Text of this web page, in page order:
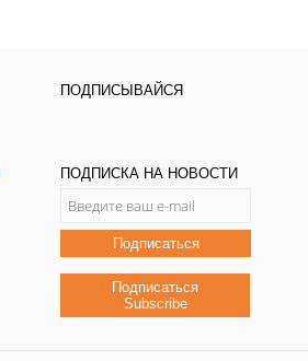
ПОДПИСЫВАЙСЯ
ПОДПИСКА НА НОВОСТИ
Подписаться
Подписаться
Subscribe